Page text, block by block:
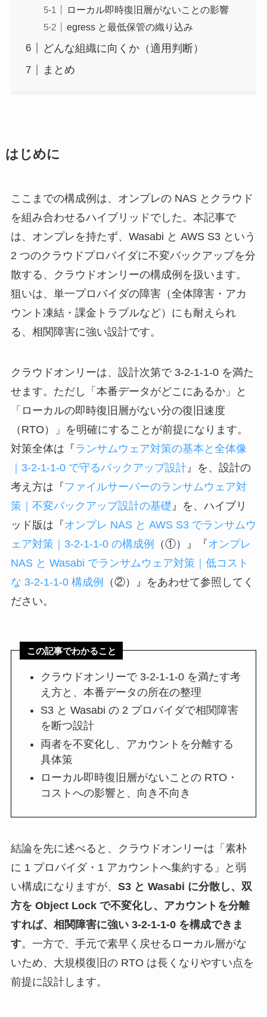
ローカル即時復旧層がないことの影響
egress と最低保管の織り込み
どんな組織に向くか（適用判断）
まとめ
はじめに
ここまでの構成例は、オンプレの NAS とクラウド
を組み合わせるハイブリッドでした。本記事で
は、オンプレを持たず、Wasabi と AWS S3 という
2 つのクラウドプロバイダに不変バックアップを分
散する、クラウドオンリーの構成例を扱います。
狙いは、単一プロバイダの障害（全体障害・アカ
ウント凍結・課金トラブルなど）にも耐えられ
る、相関障害に強い設計です。
クラウドオンリーは、設計次第で 3-2-1-1-0 を満た
せます。ただし「本番データがどこにあるか」と
「ローカルの即時復旧層がない分の復旧速度
（RTO）」を明確にすることが前提になります。
対策全体は『 ランサムウェア対策の基本と全体像
｜3-2-1-1-0 で守るバックアップ設計』を、設計の
考え方は『 ファイルサーバーのランサムウェア対
策｜不変バックアップ設計の基礎 』を、ハイブリ
ッド版は『オンプレ NAS と AWS S3 でランサムウ
ェア対策｜3-2-1-1-0 の構成例
（①）』『オンプレ
NAS と Wasabi でランサムウェア対策｜低コスト
な 3-2-1-1-0 構成例
（②）』をあわせて参照してく
ださい。
この記事でわかること
クラウドオンリーで 3-2-1-1-0 を満たす考
え方と、本番データの所在の整理
S3 と Wasabi の 2 プロバイダで相関障害
を断つ設計
両者を不変化し、アカウントを分離する
具体策
ローカル即時復旧層がないことの RTO・
コストへの影響と、向き不向き
結論を先に述べると、クラウドオンリーは「素朴
に 1 プロバイダ・1 アカウントへ集約する」と弱
い構成になりますが、 S3 と Wasabi に分散し、双
方を Object Lock で不変化し、アカウントを分離
すれば、相関障害に強い 3-2-1-1-0 を構成できま
す。一方で、手元で素早く戻せるローカル層がな
いため、大規模復旧の RTO は長くなりやすい点を
前提に設計します。